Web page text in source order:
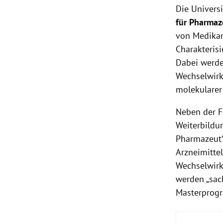
Die
für
von
Dabei
Neben der
werden